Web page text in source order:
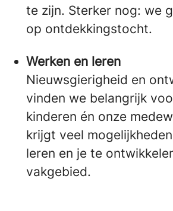
te zijn. Sterker nog: we
op ontdekkingstocht.
Werken en leren
Nieuwsgierigheid en
vinden we belangrijk
kinderen én onze
krijgt veel
leren en je te
vakgebied.